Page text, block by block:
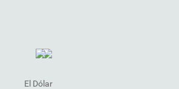
El Dólar